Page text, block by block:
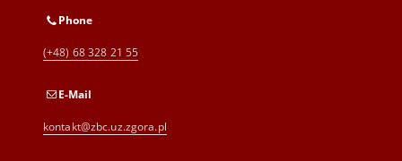
Phone
(+48) 68 328 21 55
E-Mail
kontakt@zbc.uz.zgora.pl